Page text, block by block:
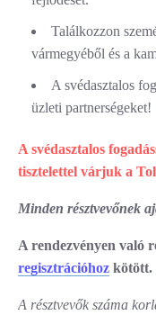
Találkozzon
vármegyéből és a
A svédasztalos
üzleti partnerségeket!
A svédasztalos
tisztelettel várjuk a
Minden résztvevőnek
A rendezvényen való
regisztrációhoz kötött.
A résztvevők száma